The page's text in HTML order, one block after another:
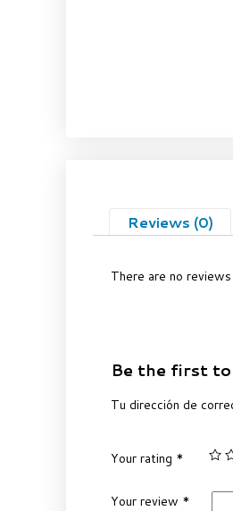
Reviews (0)
There are no
Be the first to
Tu dirección de
Your rating *
Your review *